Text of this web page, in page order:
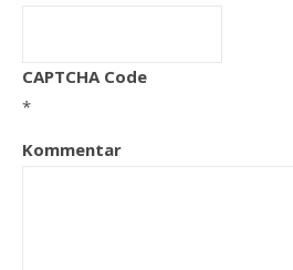
CAPTCHA Code
*
Kommentar